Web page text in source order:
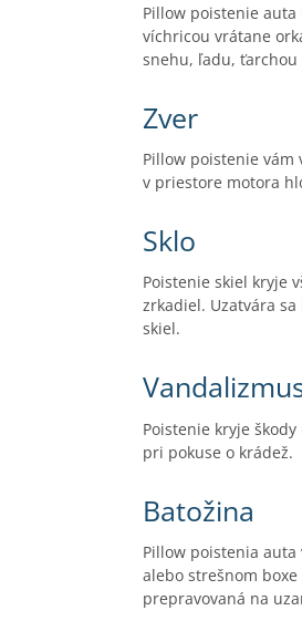
Pillow poistenie
víchricou vrátane
snehu, ľadu,
Zver
Pillow poistenie
v priestore motora
Sklo
Poistenie skiel kryje
zrkadiel. Uzatvára
skiel.
Poistenie kryje
pri pokuse o krádež.
Batožina
Pillow poistenia
alebo strešnom
prepravovaná na